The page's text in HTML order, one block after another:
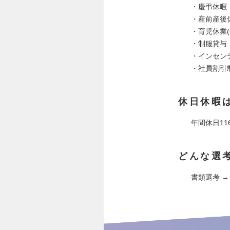
・慶弔休暇
・産前産後
・育児休
・制服貸与
・インセ
・社員割引
休日休暇
年間休日
どんな選
書類選考